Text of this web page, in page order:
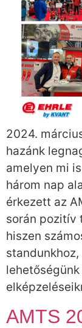
2024.
hazánk
amelyen mi
három nap
érkezett az
során pozitív
hiszen
AMTS